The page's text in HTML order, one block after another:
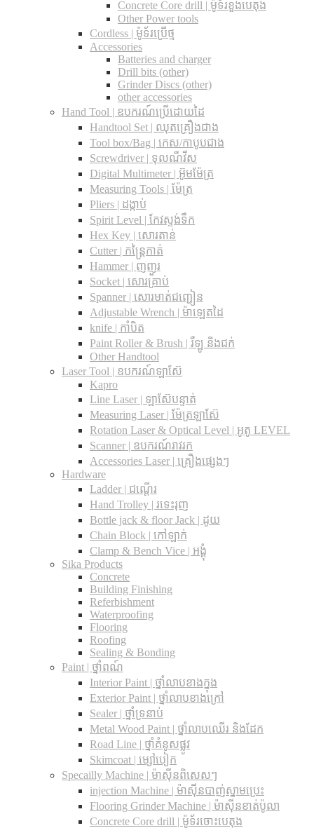
Concrete Core drill | ម៉ូទ័រខួងបេតុង
Other Power tools
Cordless​ | ម៉ូទ័រប្រើថ្ម
Accessories
Batteries and charger
Drill bits (other)
Grinder Discs (other)
other accessories
Hand Tool | ឧបករណ៍ប្រើដោយដៃ
Handtool Set | ឈុតគ្រឿងជាង
Tool box/Bag | កេស/កាបូបជាង
Screwdriver | ទុលណឺវីស
Digital Multimeter | អ៊ូមម៉ែត្រ
Measuring Tools | ម៉ែត្រ
Pliers | ដង្កាប់
Spirit Level | កែវស្ទង់ទឹក
Hex Key | សោរតាន់
Cutter | កន្រ្តៃកាត់
Hammer | ញញួរ
Socket | សោរគ្រាប់
Spanner |​ សោរមាត់ជញ្ជៀន
Adjustable Wrench |​ ម៉ាឡេតដៃ
knife | កាំបិត
Paint Roller & Brush | រឺឡូ និងជក់
Other Handtool
Laser Tool | ឧបករណ៍ឡាស៊ែ
Kapro
Line Laser | ឡាស៊ែបន្ទាត់
Measuring Laser | ម៉ែត្រឡាស៊ែ
Rotation Laser & Optical Level | អូតូ LEVEL
Scanner | ឧបករណ៍រាវរក
Accessories Laser | គ្រឿងផ្សេងៗ
Hardware
Ladder | ជណ្តើរ
Hand Trolley | រទេះរុញ
Bottle jack & floor Jack​ | ដូយ
Chain Block | កៅឡាក់
Clamp & Bench Vice | អង្គុំ
Sika Products
Concrete
Building Finishing
Referbishment
Waterproofing
Flooring
Roofing
Sealing & Bonding
Paint | ថ្នាំពណ៍
Interior Paint | ថ្នាំលាបខាងក្នុង
Exterior Paint | ថ្នាំលាបខាងក្រៅ
Sealer | ថ្នាំទ្រនាប់
Metal Wood Paint | ថ្នាំលាបឈើរ និងដែក
Road Line | ថ្នាំគំនូសផ្លូវ
Skimcoat | ម្សៅបៀក
Specailly Machine | ម៉ាស៊ីនពិសេសៗ
injection Machine | ម៉ាស៊ីនបាញ់ស្នាមប្រេះ
Flooring Grinder Machine | ម៉ាស៊ីនខាត់ប៉ូលា
Concrete Core drill | ម៉ូទ័រចោះបេតុង